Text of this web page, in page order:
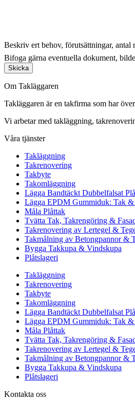
Beskriv ert behov, förutsättningar, antal
Bifoga gärna eventuella dokument,
Skicka
Om Takläggaren
Takläggaren är en takfirma som har
Vi arbetar med takläggning,
Våra tjänster
Takläggning
Takrenovering
Takbyte
Takomläggning
Lägga Bandtäckt Dubbelfalsat
Lägga EPDM Gummiduk: Tak
Måla Plåttak
Tvätta Tak, Takrengöring &
Takrenovering av Lertegel &
Takmålning av Betongpannor &
Bygga Takkupa & Vindskupa
Plåtslageri
Takläggning
Takrenovering
Takbyte
Takomläggning
Lägga Bandtäckt Dubbelfalsat
Lägga EPDM Gummiduk: Tak
Måla Plåttak
Tvätta Tak, Takrengöring &
Takrenovering av Lertegel &
Takmålning av Betongpannor &
Bygga Takkupa & Vindskupa
Plåtslageri
Kontakta oss